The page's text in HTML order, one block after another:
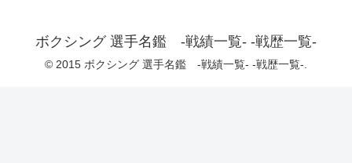
ボクシング 選手名鑑 -戦績一覧- -戦歴一覧-
© 2015 ボクシング 選手名鑑 -戦績一覧- -戦歴一覧-.